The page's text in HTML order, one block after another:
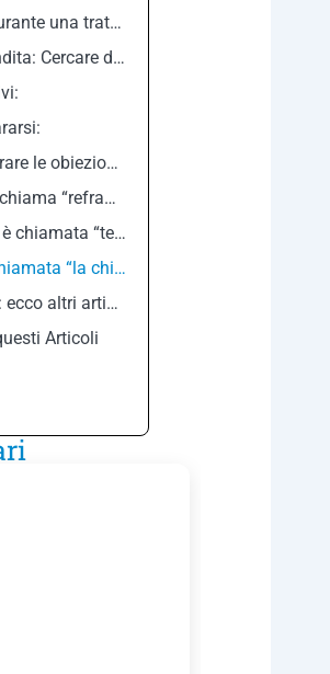
3 errori da evitare durante una trattativa commerciale
Psicologia della vendita: Cercare di vincere a tutti i costi:
3 tecniche per Superare le obiezioni nella vendita
La prima tecnica si chiama “reframing”
La seconda tecnica è chiamata “tecnica del disco rotto”
La terza tecnica è chiamata “la chiusura presunta”.
Continua a Leggere: ecco altri articoli con Insegnamenti di successo
Articoli